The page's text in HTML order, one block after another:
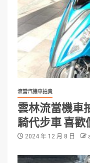
流當汽機車拍賣
雲林流當機車
騎代步車 喜歡
2024 年 12 月 8 日